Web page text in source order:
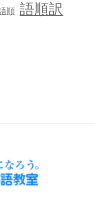
順 語順訳